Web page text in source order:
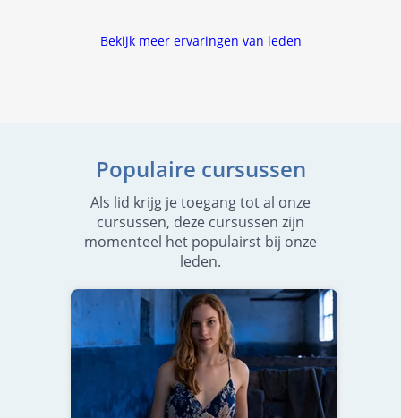
Bekijk meer ervaringen van leden
Populaire cursussen
Als lid krijg je toegang tot al onze
cursussen, deze cursussen zijn
momenteel het populairst bij onze
leden.